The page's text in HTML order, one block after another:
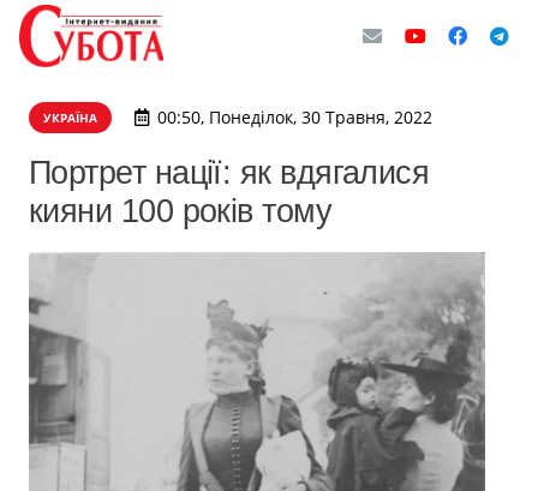
УКРАЇНА 00:50, Понеділок, 30 Травня, 2022
Портрет нації: як вдягалися
кияни 100 років тому